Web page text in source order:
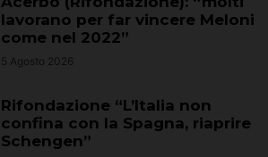
lavorano per far vincere Meloni
come nel 2022”
5 Agosto 2026
Rifondazione “L’Italia non
confina con la Spagna, riaprire
Schengen”